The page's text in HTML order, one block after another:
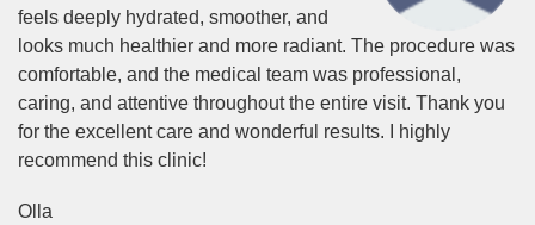
feels deeply hydrated, smoother, and
looks much healthier and more radiant. The procedure was
comfortable, and the medical team was professional,
caring, and attentive throughout the entire visit. Thank you
for the excellent care and wonderful results. I highly
recommend this clinic!
Olla